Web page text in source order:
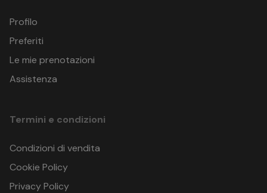
Profilo
Preferiti
Le mie prenotazioni
Assistenza
Termini e condizioni
Condizioni di vendita
Cookie Policy
Privacy Policy